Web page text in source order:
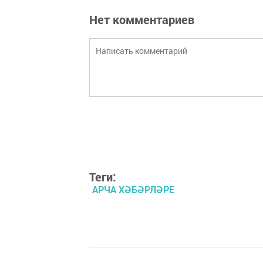
Нет комментариев
Теги:
АРЧА ХӘБӘРЛӘРЕ